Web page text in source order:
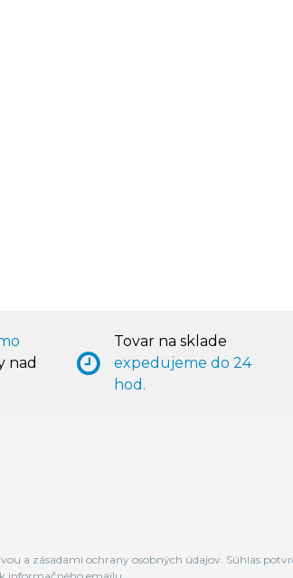
nad
Tovar na sklade
expedujeme do 24
hod.
a zásadami ochrany osobných údajov. Súhlas